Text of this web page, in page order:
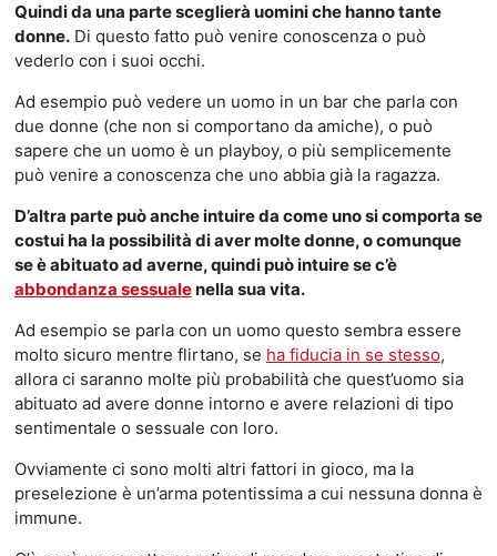
Quindi da una parte sceglierà uomini che hanno tante
donne.Di questo fatto può venire conoscenza o può
vederlo con i suoi occhi.
Ad esempio può vedere un uomo in un bar che parla con
due donne (che non si comportano da amiche), o può
sapere che un uomo è un playboy, o più semplicemente
può venire a conoscenza che uno abbia già la ragazza.
D’altra parte può anche intuire da come uno si comporta se
costui ha la possibilità di aver molte donne, o comunque
se è abituato ad averne, quindi può intuire se c’è
abbondanza sessualenella sua vita.
Ad esempio se parla con un uomo questo sembra essere
molto sicuro mentre flirtano, se ha fiducia in se stesso,
allora ci saranno molte più probabilità che quest’uomo sia
abituato ad avere donne intorno e avere relazioni di tipo
sentimentale o sessuale con loro.
Ovviamente ci sono molti altri fattori in gioco, ma la
preselezione è un’arma potentissima a cui nessuna donna è
immune.